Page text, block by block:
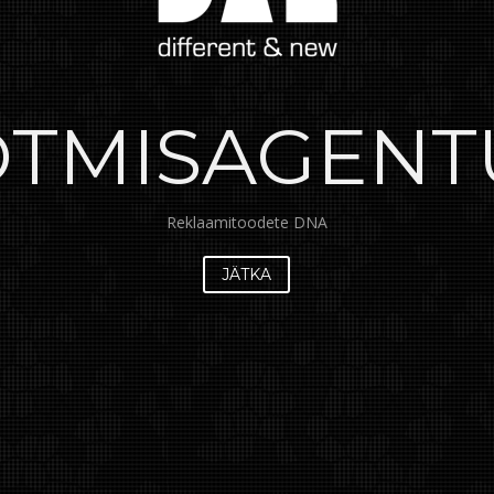
Reklaamitoodete DNA
JÄTKA